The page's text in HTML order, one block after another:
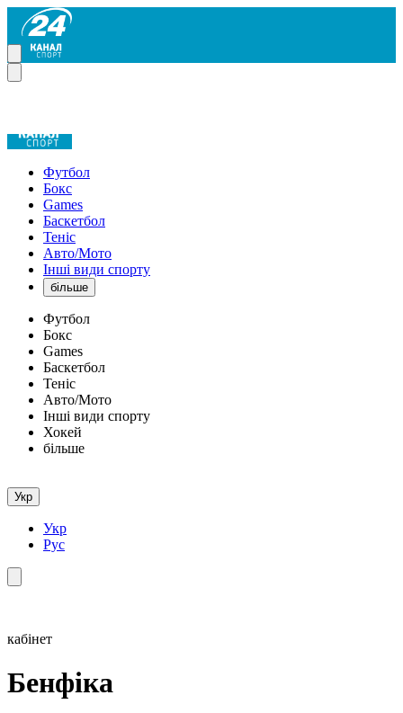
Футбол
Бокс
Games
Баскетбол
Теніс
Авто/Мото
Інші види спорту
більше
Футбол
Бокс
Games
Баскетбол
Теніс
Авто/Мото
Інші види спорту
Хокей
більше
Укр
Укр
Рус
кабінет
Бенфіка